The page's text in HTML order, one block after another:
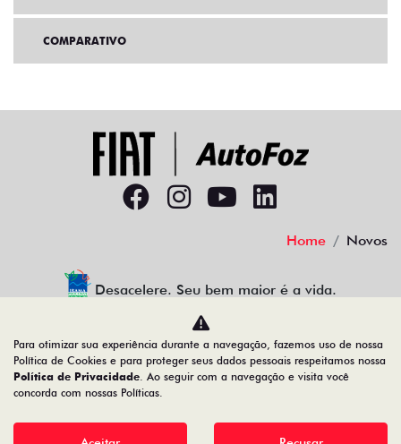
COMPARATIVO
Home Novos
Desacelere. Seu bem maior é a vida.
AUTOFOZ VEICULOS LTDA
77.307.650/0001-09
Para otimizar sua experiência durante a navegação, fazemos uso de nossa
Política de Cookies e para proteger seus dados pessoais respeitamos nossa
Política de Privacidade. Ao seguir com a navegação e visita você
concorda com nossas Políticas.